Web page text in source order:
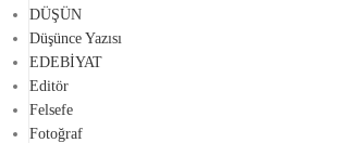
DÜŞÜN
Düşünce Yazısı
EDEBİYAT
Editör
Felsefe
Fotoğraf